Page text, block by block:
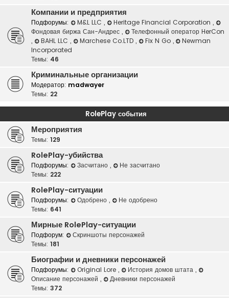
Компании и предприятия
Подфорумы: M&L LLC , Heritage Financial Corporation ,
Фондовая биржа Сан-Андрес ,
Телефонный оператор HerCon
,
BAHL LLC , Marchese Co.LTD , Fix N Go ,
Newman
Incorporated
Темы: 46
Криминальные организации
Модератор: madwayer
Темы: 22
RolePlay события
Мероприятия
Темы: 129
RolePlay-убийства
Подфорумы: Засчитано ,
Не засчитано
Темы: 222
RolePlay-ситуации
Подфорумы: Одобрено ,
Не одобрено
Темы: 641
Мирные RolePlay-ситуации
Подфорум:
Скриншоты персонажей
Темы: 181
Биографии и дневники персонажей
Подфорумы: Original Lore , История домов штата ,
Описание персонажей ,
Дневники персонажей
Темы: 372